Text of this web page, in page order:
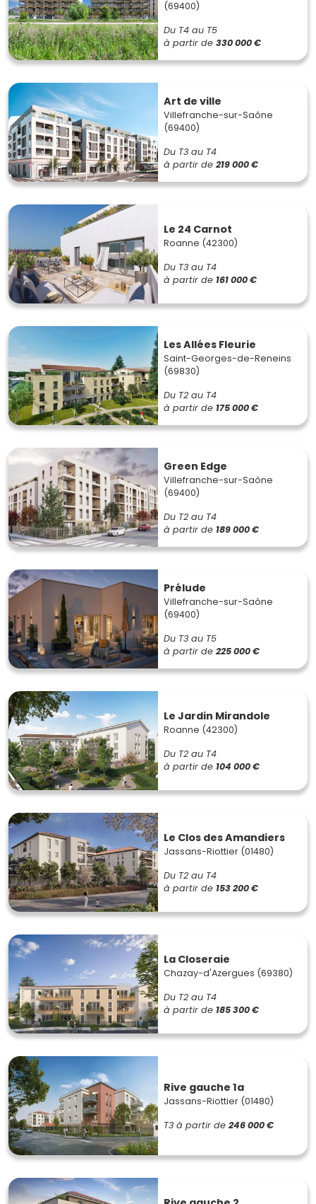
(69400)
Du T4 au T5
à partir de 330 000 €
Art de ville
Villefranche-sur-Saône
(69400)
Du T3 au T4
à partir de 219 000 €
Le 24 Carnot
Roanne (42300)
Du T3 au T4
à partir de 161 000 €
Les Allées Fleurie
Saint-Georges-de-Reneins
(69830)
Du T2 au T4
à partir de 175 000 €
Green Edge
Villefranche-sur-Saône
(69400)
Du T2 au T4
à partir de 189 000 €
Prélude
Villefranche-sur-Saône
(69400)
Du T3 au T5
à partir de 225 000 €
Le Jardin Mirandole
Roanne (42300)
Du T2 au T4
à partir de 104 000 €
Le Clos des Amandiers
Jassans-Riottier (01480)
Du T2 au T4
à partir de 153 200 €
La Closeraie
Chazay-d'Azergues (69380)
Du T2 au T4
à partir de 185 300 €
Rive gauche 1a
Jassans-Riottier (01480)
T3 à partir de 246 000 €